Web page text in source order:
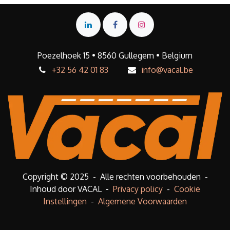
Poezelhoek 15 • 8560 Gullegem • Belgium
+32 56 42 01 83
info@vacal.be
Copyright © 2025 - Alle rechten voorbehouden -
Inhoud door VACAL - Privacy policy - Cookie
Instellingen - Algemene Voorwaarden